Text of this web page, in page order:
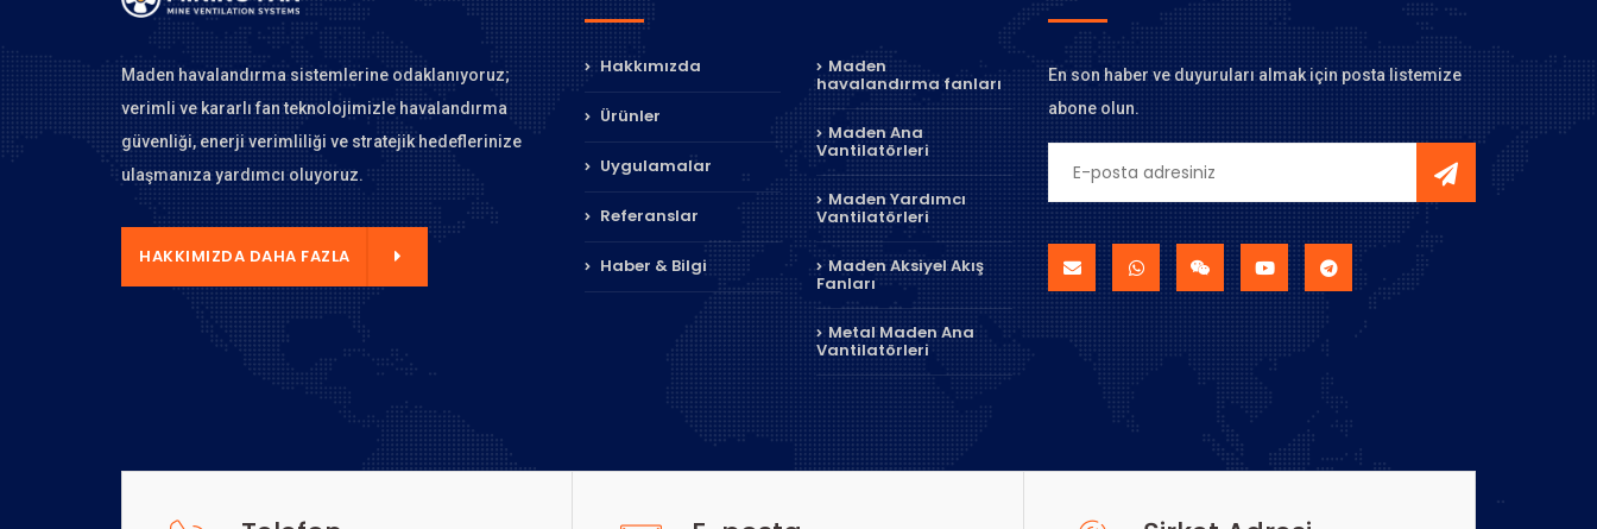
Maden havalandırma sistemlerine odaklanıyoruz;
verimli ve kararlı fan teknolojimizle havalandırma
güvenliği, enerji verimliliği ve stratejik hedeflerinize
ulaşmanıza yardımcı oluyoruz.
HAKKIMIZDA DAHA FAZLA
Hakkımızda
Ürünler
Uygulamalar
Referanslar
Haber & Bilgi
Maden
havalandırma fanları
Maden Ana
Vantilatörleri
Maden Yardımcı
Vantilatörleri
Maden Aksiyel Akış
Fanları
Metal Maden Ana
Vantilatörleri
En son haber ve duyuruları almak için posta listemize
abone olun.